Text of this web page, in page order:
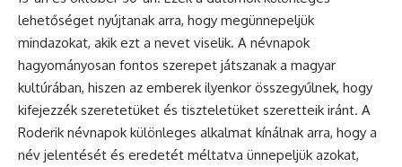
lehetőséget nyújtanak arra, hogy megünnepeljük
mindazokat, akik ezt a nevet viselik. A névnapok
hagyományosan fontos szerepet játszanak a magyar
kultúrában, hiszen az emberek ilyenkor összegyűlnek, hogy
kifejezzék szeretetüket és tiszteletüket szeretteik iránt. A
Roderik névnapok különleges alkalmat kínálnak arra, hogy a
név jelentését és eredetét méltatva ünnepeljük azokat,